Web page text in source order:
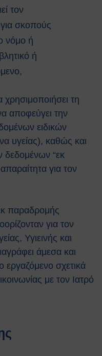
τον
σκοπούς
νόμο ή
ή
τη
αποφεύγει την
ειδικών
υγείας), καθώς και
“εκ
για τον
παραδρομής
για τον
Υγιεινής και
άμεσα και
εργαζόμενο σχετικά
με τον Ιατρό